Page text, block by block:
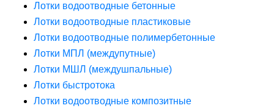
Лотки водоотводные бетонные
Лотки водоотводные пластиковые
Лотки водоотводные полимербетонные
Лотки МПЛ (междупутные)
Лотки МШЛ (междушпальные)
Лотки быстротока
Лотки водоотводные композитные